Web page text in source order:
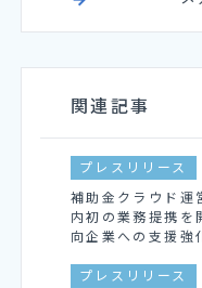
関連記事
プレスリリース
補助金クラウド
内初の業務提携
向企業への支援強
プレスリリース